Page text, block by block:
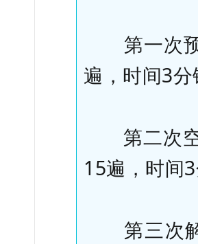
第一次预
遍，时间3分
第二次空
15遍，时间3
第三次解